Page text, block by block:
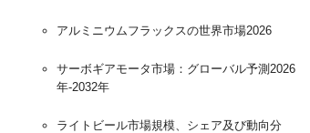
アルミニウムフラックスの世界市場2026
サーボギアモータ市場：グローバル予測2026
年-2032年
ライトビール市場規模、シェア及び動向分